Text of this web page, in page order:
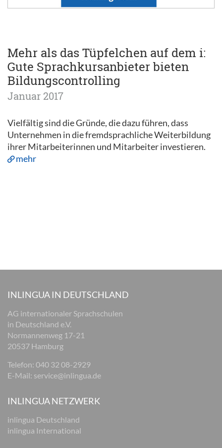
Mehr als das Tüpfelchen auf dem i:
Gute Sprachkursanbieter bieten
Bildungscontrolling
Januar 2017
Vielfältig sind die Gründe, die dazu führen, dass
Unternehmen in die fremdsprachliche Weiterbildung
ihrer Mitarbeiterinnen und Mitarbeiter investieren.
mehr
INLINGUA IN DEUTSCHLAND
AG internationaler Sprachschulen
in Deutschland e.V.
Normannenweg 17-21
20537 Hamburg
Telefon: 040 32 08-2929
E-Mail: service@inlingua.de
INLINGUA NETZWERK
inlingua Deutschland
inlingua International